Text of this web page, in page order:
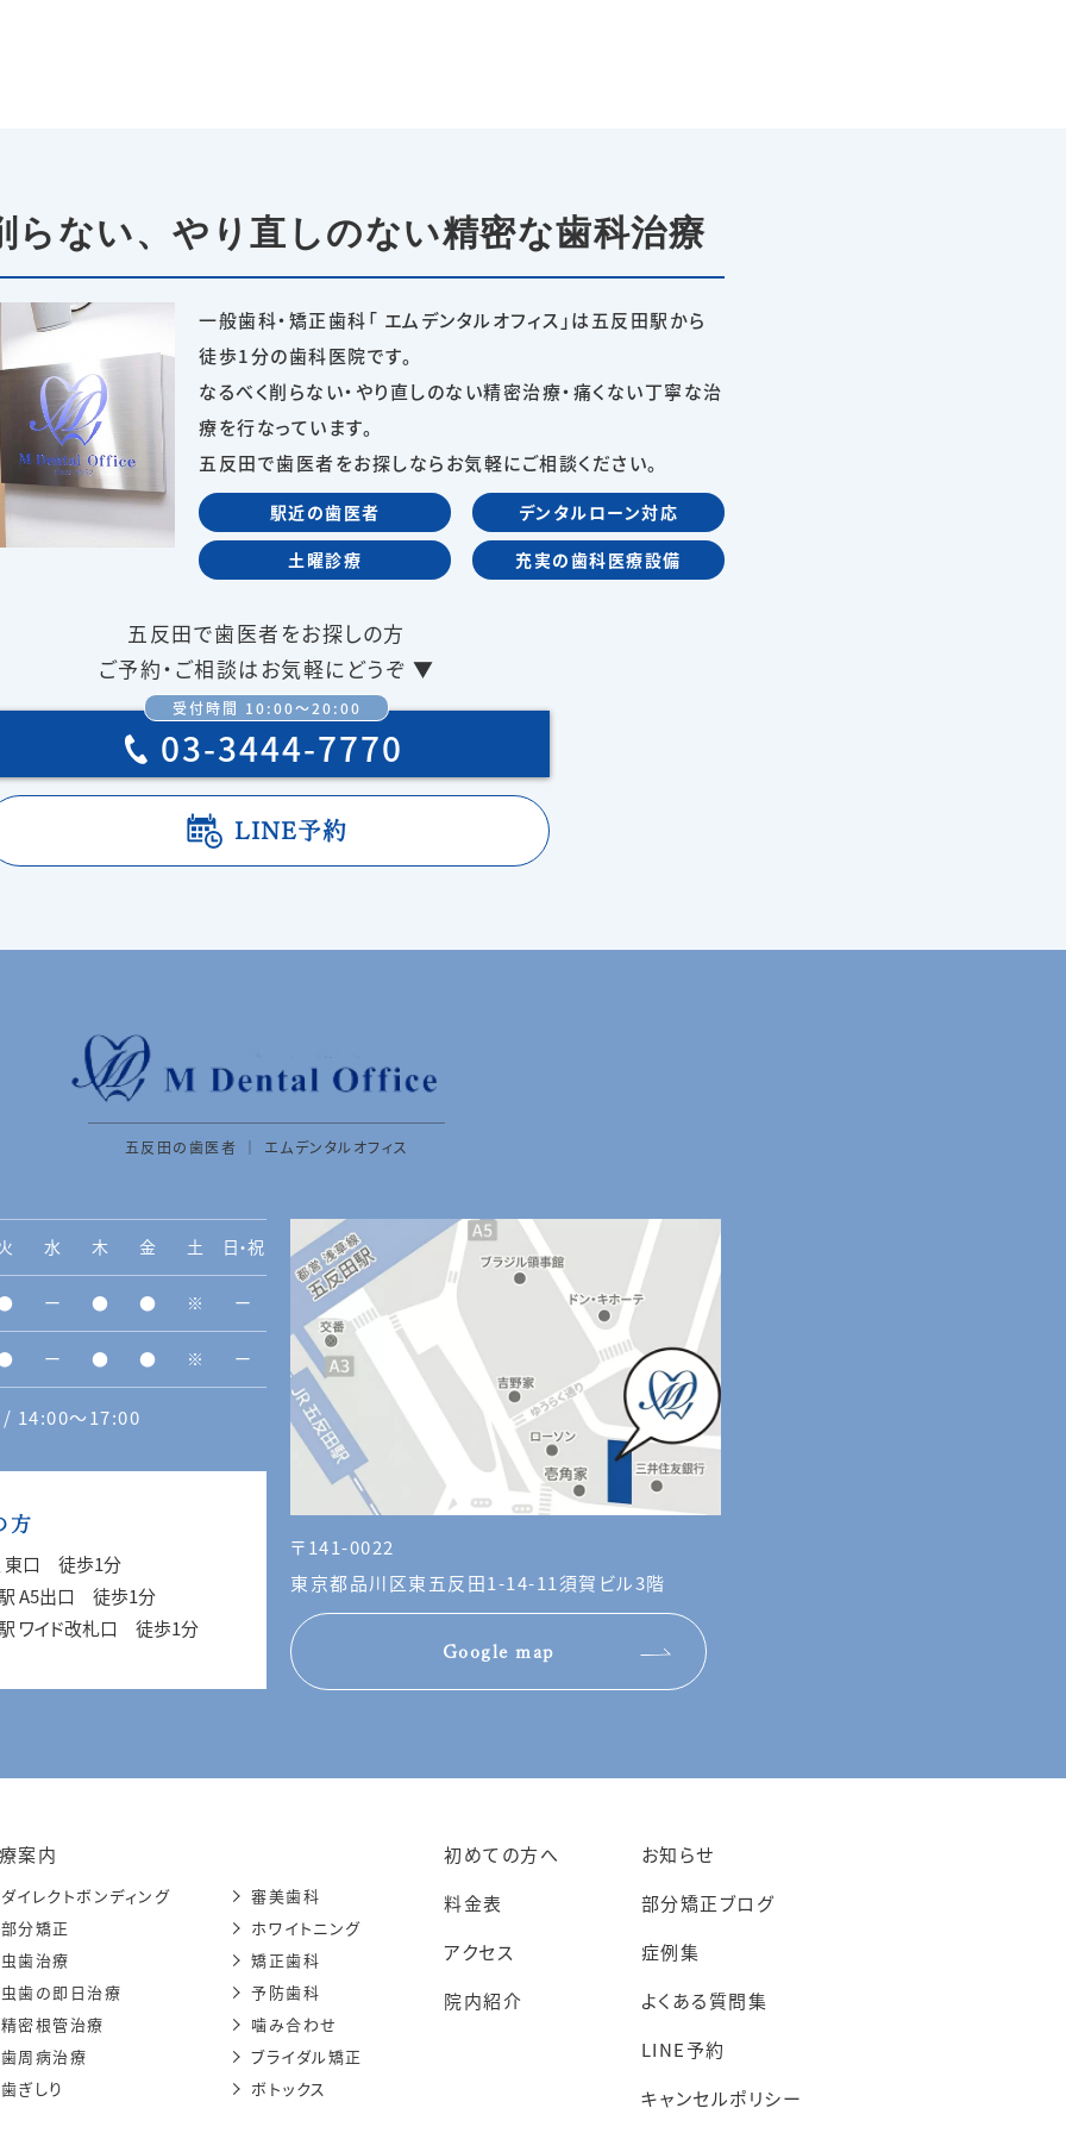
らない、やり直しのない精密な歯科治療
一般歯科・矯正歯科「 エムデンタルオフィス」は五反田駅から
徒歩1分の歯科医院です。
なるべく削らない・やり直しのない精密治療・痛くない丁寧な治
療を行なっています。
五反田で歯医者をお探しならお気軽にご相談ください。
駅近の歯医者
デンタルローン対応
土曜診療
充実の歯科医療設備
五反田で歯医者をお探しの方
ご予約・ご相談はお気軽にどうぞ ▼
受付時間 10:00〜20:00
03-3444-7770
LINE予約
五反田の歯医者 ｜ エムデンタルオフィス
水 木 金 土 日・祝
ー ● ● ※ ー
ー ● ● ※ ー
14:00〜17:00
方
東口 徒歩1分
A5出口 徒歩1分
ワイド改札口 徒歩1分
〒141-0022
東京都品川区東五反田1-14-11須賀ビル3階
Google map
案内
ダイレクトボンディング
部分矯正
虫歯治療
虫歯の即日治療
精密根管治療
歯周病治療
歯ぎしり
審美歯科
ホワイトニング
矯正歯科
予防歯科
噛み合わせ
ブライダル矯正
ボトックス
初めての方へ
料金表
アクセス
院内紹介
お知らせ
部分矯正ブログ
症例集
よくある質問集
LINE予約
キャンセルポリシー